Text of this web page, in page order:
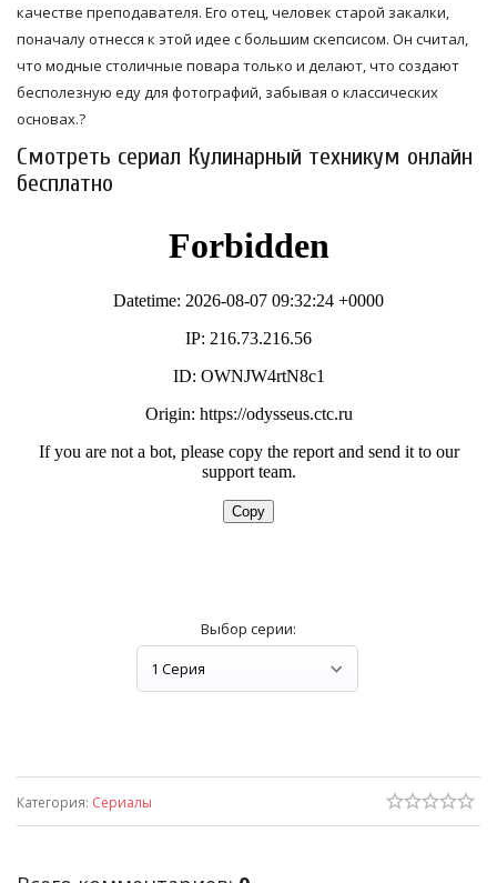
качестве преподавателя. Его отец, человек старой закалки,
поначалу отнесся к этой идее с большим скепсисом. Он считал,
что модные столичные повара только и делают, что создают
бесполезную еду для фотографий, забывая о классических
основах.?
Смотреть сериал Кулинарный техникум онлайн
бесплатно
Выбор серии:
Категория: Сериалы